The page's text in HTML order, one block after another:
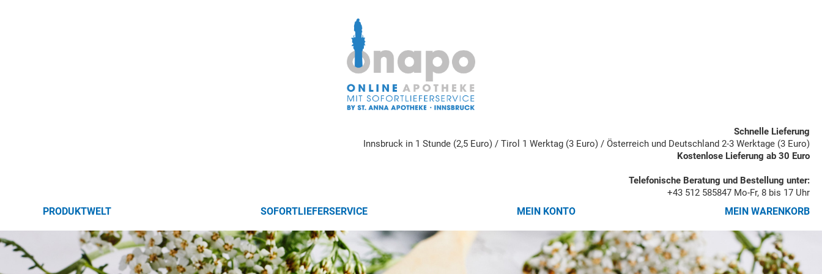
Schnelle Lieferung
Innsbruck in 1 Stunde (2,5 Euro) / Tirol 1 Werktag (3 Euro) / Österreich und Deutschland 2-3 Werktage (3 Euro)
Kostenlose Lieferung ab 30 Euro
Telefonische Beratung und Bestellung unter:
+43 512 585847 Mo-Fr, 8 bis 17 Uhr
PRODUKTWELT SOFORTLIEFERSERVICE MEIN KONTO MEIN WARENKORB